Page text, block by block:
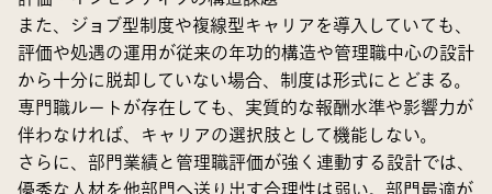
また、ジョブ型制度や複線型キャリアを導入していても、
評価や処遇の運用が従来の年功的構造や管理職中心の設計
から十分に脱却していない場合、制度は形式にとどまる。
専門職ルートが存在しても、実質的な報酬水準や影響力が
伴わなければ、キャリアの選択肢として機能しない。
さらに、部門業績と管理職評価が強く連動する設計では、